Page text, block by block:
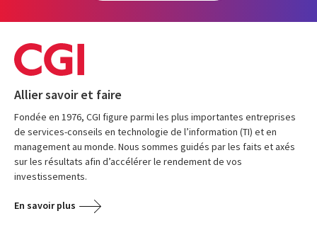
Allier savoir et faire
Fondée en 1976, CGI figure parmi les plus importantes entreprises
de services-conseils en technologie de l’information (TI) et en
management au monde. Nous sommes guidés par les faits et axés
sur les résultats afin d’accélérer le rendement de vos
investissements.
En savoir plus